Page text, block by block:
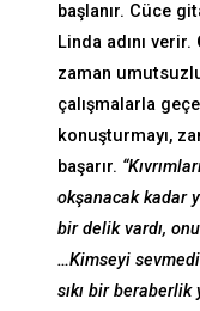
başlanır. Cüce
Linda adını
zaman
çalışmalarla
konuşturmayı,
başarır.
okşanacak kadar
bir delik vardı,
…Kimseyi
sıkı bir